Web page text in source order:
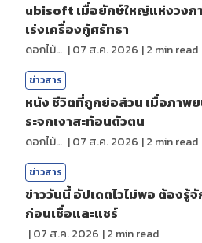
ubisoft เมื่อยักษ์ใหญ่แห่งวงก
เร่งเครื่องกู้ศรัทธา
ดอกไม้กับสายน้ำ |07 ส.ค. 2026 |2 min read
ข่าวสาร
หนัง ชีวิตที่ถูกย่อส่วน เมื่อภาพ
ระจกเงาสะท้อนตัวตน
ดอกไม้กับสายน้ำ |07 ส.ค. 2026 |2 min read
ข่าวสาร
ข่าววันนี้ อัปเดตไวไม่พอ ต้องรู้จั
ก่อนเชื่อและแชร์
|07 ส.ค. 2026 |2 min read